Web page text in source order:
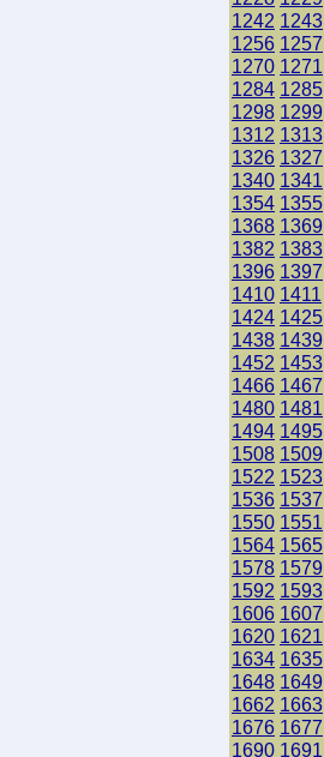
1242 1243
1256 1257
1270 1271
1284 1285
1298 1299
1312 1313
1326 1327
1340 1341
1354 1355
1368 1369
1382 1383
1396 1397
1410 1411
1424 1425
1438 1439
1452 1453
1466 1467
1480 1481
1494 1495
1508 1509
1522 1523
1536 1537
1550 1551
1564 1565
1578 1579
1592 1593
1606 1607
1620 1621
1634 1635
1648 1649
1662 1663
1676 1677
1690 1691